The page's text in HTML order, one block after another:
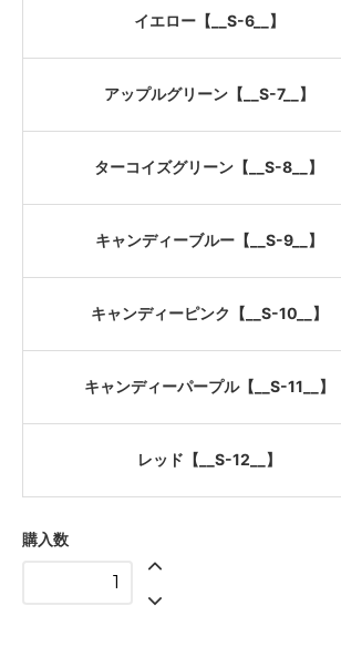
イエロー【__S-6__】
アップルグリーン【__S-7__】
ターコイズグリーン【__S-8__】
キャンディーブルー【__S-9__】
キャンディーピンク【__S-10__】
キャンディーパープル【__S-11__】
レッド【__S-12__】
購入数